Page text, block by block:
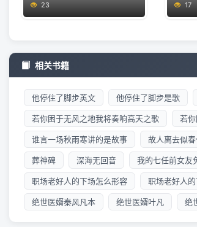
23 17
相关书籍
他停住了脚步英文 他停住了脚步是歌
若你困于无风之地我将奏响高天之歌 若
谁言一场秋雨寒讲的是故事 故人离去似
葬神碑 深海无回音 我的七任前女友
职场老好人的下场怎么形容 职场老好人
绝世医婿秦风凡本 绝世医婿叶凡 绝